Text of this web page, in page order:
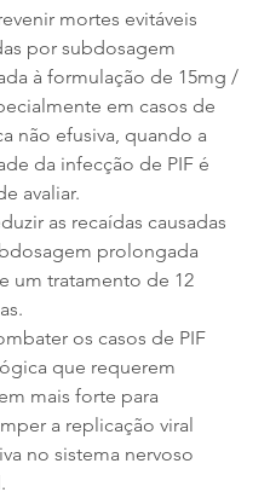
mortes evitáveis
por subdosagem
à formulação de 15mg /
em casos de
não efusiva, quando a
da infecção de PIF é
avaliar.
as recaídas causadas
prolongada
um tratamento de 12
os casos de PIF
que requerem
mais forte para
a replicação viral
no sistema nervoso